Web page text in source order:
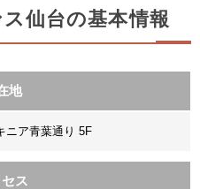
仙台の基本情報
地
ニア青葉通り 5F
ス